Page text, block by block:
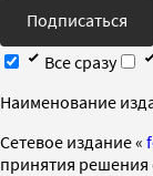
Подписаться
Все сразу
Наименование
Cетевое издание «
принятия решения